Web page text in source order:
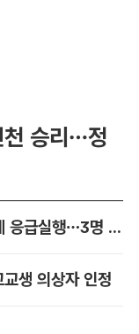
천 승리…정
'극한 폭염'에 어제 하루새 200명 넘게 응급실행…3명 사망
생 의상자 인정